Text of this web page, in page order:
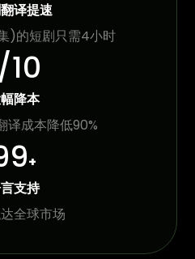
译提速
)的短剧只需4小时
10
降本
译成本降低90%
+
支持
全球市场